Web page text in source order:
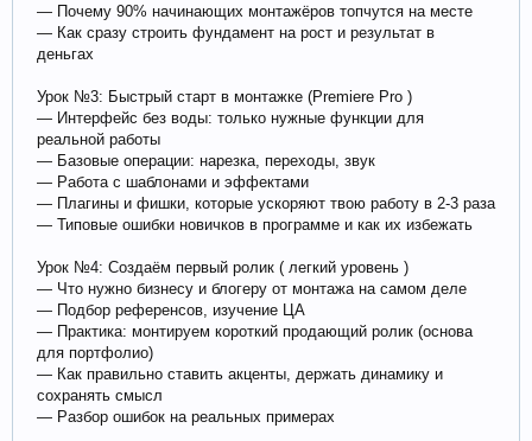
— Почему 90% начинающих монтажёров топчутся на месте
— Как сразу строить фундамент на рост и результат в
деньгах
Урок №3: Быстрый старт в монтажке (Premiere Pro )
— Интерфейс без воды: только нужные функции для
реальной работы
— Базовые операции: нарезка, переходы, звук
— Работа с шаблонами и эффектами
— Плагины и фишки, которые ускоряют твою работу в 2-3 раза
— Типовые ошибки новичков в программе и как их избежать
Урок №4: Создаём первый ролик ( легкий уровень )
— Что нужно бизнесу и блогеру от монтажа на самом деле
— Подбор референсов, изучение ЦА
— Практика: монтируем короткий продающий ролик (основа
для портфолио)
— Как правильно ставить акценты, держать динамику и
сохранять смысл
— Разбор ошибок на реальных примерах